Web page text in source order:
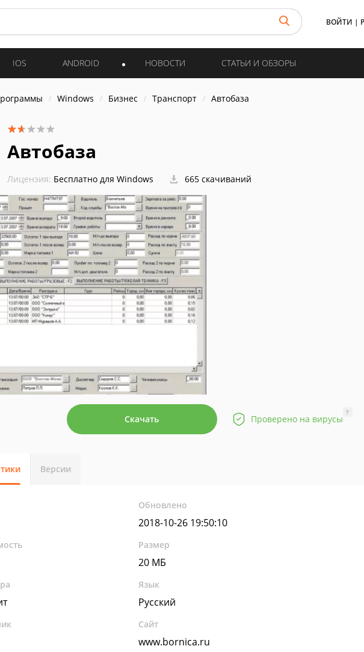
ВОЙТИ |
IOS ANDROID НОВОСТИ СТАТЬИ И ОБЗОРЫ
Windows Бизнес Транспорт Автобаза
Автобаза
Лицензия: Бесплатно для Windows 665 скачиваний
Скачать Проверено на вирусы
?
Версии
Обновлено
2018-10-26 19:50:10
Размер
20 МБ
Язык
Русский
Сайт
www.bornica.ru